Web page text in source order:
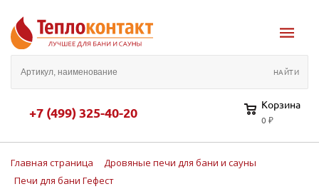
+7 (499) 325-40-20 Корзина
0 ₽
Главная страница
Дровяные печи для бани и сауны
Печи для бани Гефест